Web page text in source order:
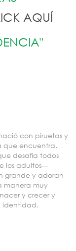
AQUÍ
con piruetas y
que encuentra.
desafía todos
los adultos—
grande y adoran
manera muy
y crecer y
identidad.